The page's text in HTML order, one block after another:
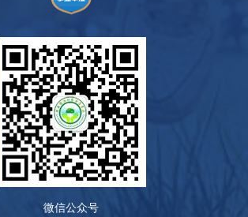
微信公众号